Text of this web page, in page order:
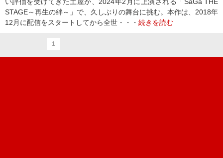
STAGE～再生の絆～」で、久しぶりの舞台に挑む。本作は、2018年
12月に配信をスタートしてから全世・・・ 続きを読む
1